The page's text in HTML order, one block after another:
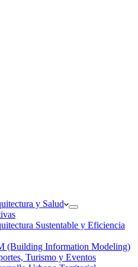
y Salud
Sustentable y Eficiencia
(Building Information Modeling)
Turismo y Eventos